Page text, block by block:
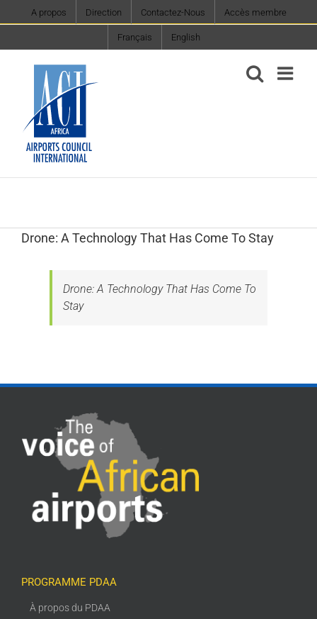
to
A propos Direction Contactez-Nous Accès membre
Français English
Drone: A Technology That Has Come To Stay
Drone: A Technology That Has Come To
Stay
PROGRAMME PDAA
À propos du PDAA